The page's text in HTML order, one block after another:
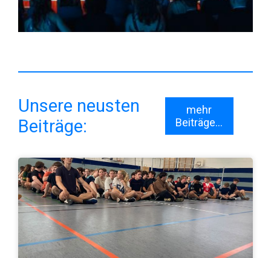
Unsere neusten
Beiträge:
mehr
Beiträge...